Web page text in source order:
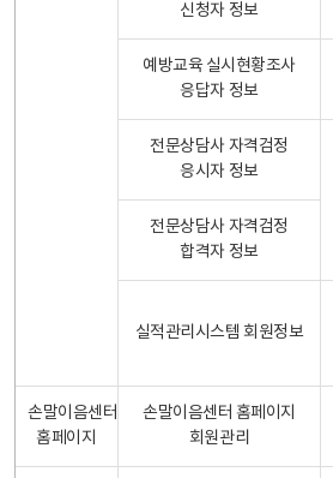
신청자 정보
예방교육 실시현황조사
응답자 정보
전문상담사 자격검정
응시자 정보
전문상담사 자격검정
합격자 정보
실적관리시스템 회원정보
손말이음센터
홈페이지
손말이음센터 홈페이지
회원관리